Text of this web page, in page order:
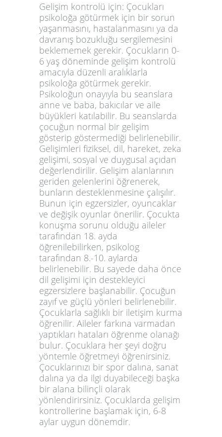
Gelişim kontrolü için: Çocukları
psikoloğa götürmek için bir sorun
yaşanmasını, hastalanmasını ya da
davranış bozukluğu sergilemesini
beklememek gerekir. Çocukların 0-
6 yaş döneminde gelişim kontrolü
amacıyla düzenli aralıklarla
psikoloğa götürmek gerekir.
Psikoloğun onayıyla bu seanslara
anne ve baba, bakıcılar ve aile
büyükleri katılabilir. Bu seanslarda
çocuğun normal bir gelişim
gösterip göstermediği belirlenebilir.
Gelişimleri fiziksel, dil, hareket, zeka
gelişimi, sosyal ve duygusal açıdan
değerlendirilir. Gelişim alanlarının
geriden gelenlerini öğrenerek,
bunların desteklenmesine çalışılır.
Bunun için egzersizler, oyuncaklar
ve değişik oyunlar önerilir. Çocukta
konuşma sorunu olduğu aileler
tarafından 18. ayda
öğrenilebilirken, psikolog
tarafından 8.-10. aylarda
belirlenebilir. Bu sayede daha önce
dil gelişimi için destekleyici
egzersizlere başlanabilir. Çocuğun
zayıf ve güçlü yönleri belirlenebilir.
Çocuklarla sağlıklı bir iletişim kurma
öğrenilir. Aileler farkına varmadan
yaptıkları hataları öğrenme olanağı
bulur. Çocuklara her şeyi doğru
yöntemle öğretmeyi öğrenirsiniz.
Çocuklarınızı bir spor dalına, sanat
dalına ya da ilgi duyabileceği başka
bir alana bilinçli olarak
yönlendirirsiniz. Çocuklarda gelişim
kontrollerine başlamak için, 6-8
aylar uygun dönemdir.